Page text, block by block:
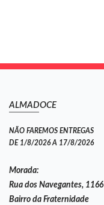
ALMADOCE
NÃO FAREMOS ENTREGAS
DE 1/8/2026 A 17/8/2026
Morada:
Rua dos Navegantes, 1166
Bairro da Fraternidade